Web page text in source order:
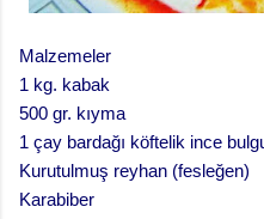
Malzemeler
1 kg. kabak
500 gr. kıyma
1 çay bardağı köftelik ince
Kurutulmuş reyhan (fesleğen)
Karabiber